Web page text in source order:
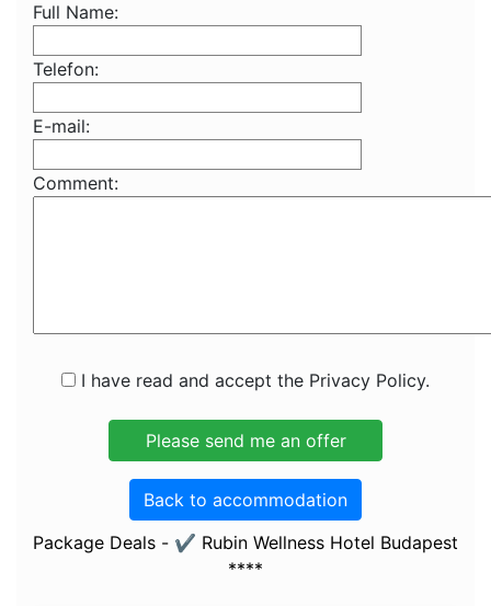
Full Name:
Telefon:
E-mail:
Comment:
I have read and accept the Privacy Policy.
Back to accommodation
Package Deals - ✔️ Rubin Wellness Hotel Budapest
****